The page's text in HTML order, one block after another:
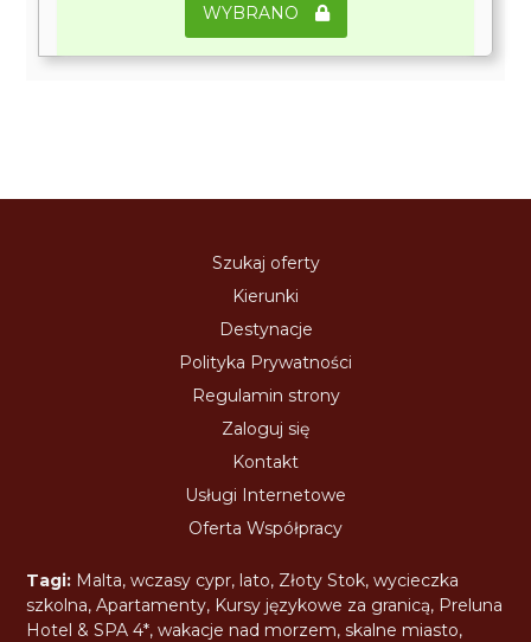
WYBRANO
Szukaj oferty
Kierunki
Destynacje
Polityka Prywatności
Regulamin strony
Zaloguj się
Kontakt
Usługi Internetowe
Oferta Współpracy
Tagi: Malta,wczasy cypr, lato, Złoty Stok,wycieczka
szkolna,Apartamenty, Kursy językowe za granicą, Preluna
Hotel & SPA 4*,wakacje nad morzem,skalne miasto,